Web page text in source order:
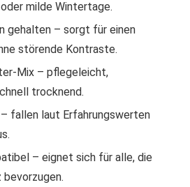
milde Wintertage.
gehalten – sorgt für einen
störende Kontraste.
Mix – pflegeleicht,
trocknend.
– fallen laut Erfahrungswerten
– eignet sich für alle, die